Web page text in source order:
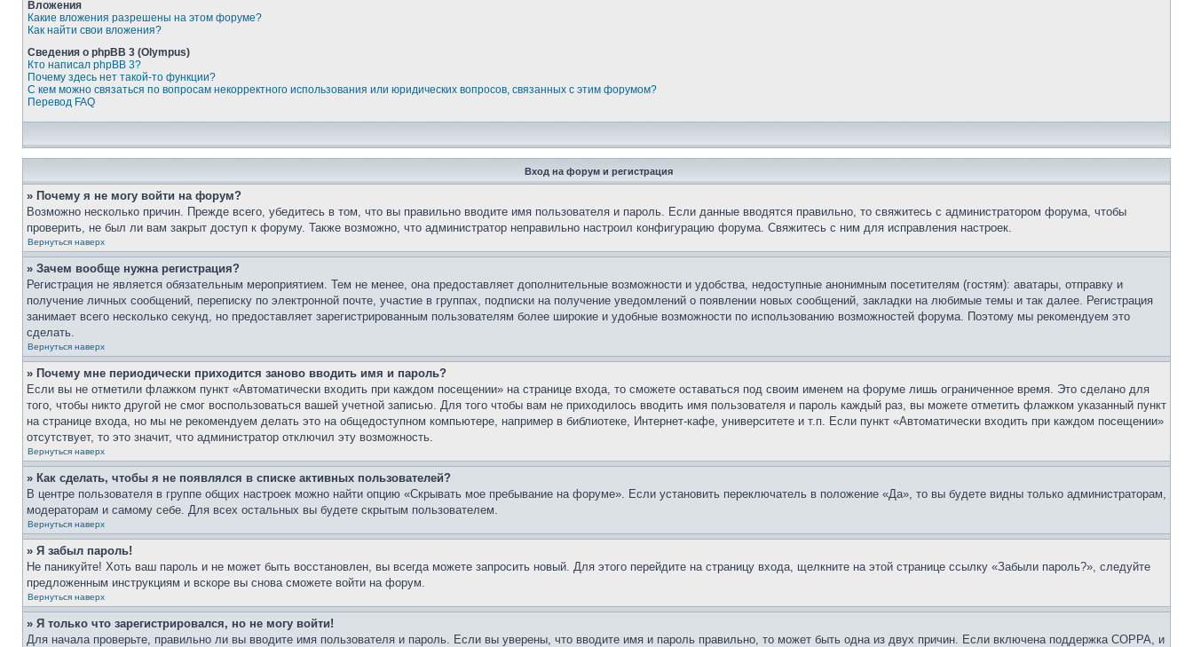
Вложения
Какие вложения разрешены на этом форуме?
Как найти свои вложения?
Сведения о phpBB 3 (Olympus)
Кто написал phpBB 3?
Почему здесь нет такой-то функции?
С кем можно связаться по вопросам некорректного использования или юридических вопросов, связанных с этим форумом?
Перевод FAQ
Вход на форум и регистрация
» Почему я не могу войти на форум?
Возможно несколько причин. Прежде всего, убедитесь в том, что вы правильно вводите имя пользователя и пароль. Если данные вводятся правильно, то свяжитесь с администратором форума, чтобы
проверить, не был ли вам закрыт доступ к форуму. Также возможно, что администратор неправильно настроил конфигурацию форума. Свяжитесь с ним для исправления настроек.
Вернуться наверх
» Зачем вообще нужна регистрация?
Регистрация не является обязательным мероприятием. Тем не менее, она предоставляет дополнительные возможности и удобства, недоступные анонимным посетителям (гостям): аватары, отправку и
получение личных сообщений, переписку по электронной почте, участие в группах, подписки на получение уведомлений о появлении новых сообщений, закладки на любимые темы и так далее. Регистрация
занимает всего несколько секунд, но предоставляет зарегистрированным пользователям более широкие и удобные возможности по использованию возможностей форума. Поэтому мы рекомендуем это
сделать.
Вернуться наверх
» Почему мне периодически приходится заново вводить имя и пароль?
Если вы не отметили флажком пункт «Автоматически входить при каждом посещении» на странице входа, то сможете оставаться под своим именем на форуме лишь ограниченное время. Это сделано для
того, чтобы никто другой не смог воспользоваться вашей учетной записью. Для того чтобы вам не приходилось вводить имя пользователя и пароль каждый раз, вы можете отметить флажком указанный пункт
на странице входа, но мы не рекомендуем делать это на общедоступном компьютере, например в библиотеке, Интернет-кафе, университете и т.п. Если пункт «Автоматически входить при каждом посещении»
отсутствует, то это значит, что администратор отключил эту возможность.
Вернуться наверх
» Как сделать, чтобы я не появлялся в списке активных пользователей?
В центре пользователя в группе общих настроек можно найти опцию «Скрывать мое пребывание на форуме». Если установить переключатель в положение «Да», то вы будете видны только администраторам,
модераторам и самому себе. Для всех остальных вы будете скрытым пользователем.
Вернуться наверх
» Я забыл пароль!
Не паникуйте! Хоть ваш пароль и не может быть восстановлен, вы всегда можете запросить новый. Для этого перейдите на страницу входа, щелкните на этой странице ссылку «Забыли пароль?», следуйте
предложенным инструкциям и вскоре вы снова сможете войти на форум.
Вернуться наверх
» Я только что зарегистрировался, но не могу войти!
Для начала проверьте, правильно ли вы вводите имя пользователя и пароль. Если вы уверены, что вводите имя и пароль правильно, то может быть одна из двух причин. Если включена поддержка COPPA, и